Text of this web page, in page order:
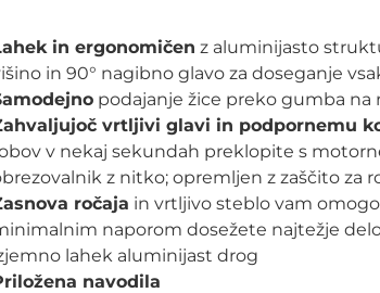
in ergonomičen z aluminijasto
in 90° nagibno glavo za doseganje
podajanje žice preko gumba na
vrtljivi glavi in ​​podpornemu
v nekaj sekundah preklopite s
z nitko; opremljen z zaščito za
ročaja in vrtljivo steblo vam
naporom dosežete najtežje
lahek aluminijast drog
navodila